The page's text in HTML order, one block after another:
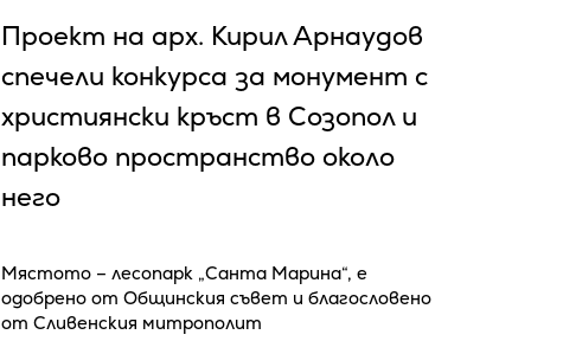
Проект на арх. Кирил Арнаудов
спечели конкурса за монумент с
християнски кръст в Созопол и
парково пространство около
него
Мястото – лесопарк „Санта Марина“, е
одобрено от Общинския съвет и благословено
от Сливенския митрополит